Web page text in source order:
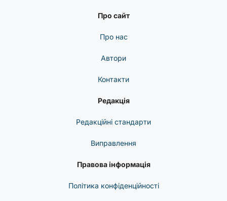
Про сайт
Про нас
Автори
Контакти
Редакція
Редакційні стандарти
Виправлення
Правова інформація
Політика конфіденційності